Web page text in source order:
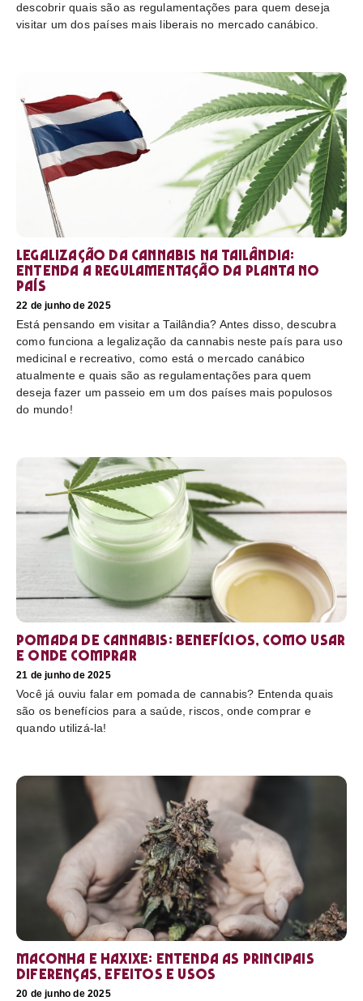
descobrir quais são as regulamentações para quem deseja
visitar um dos países mais liberais no mercado canábico.
Legalização da cannabis na Tailândia:
Entenda a regulamentação da planta no
país
22 de junho de 2025
Está pensando em visitar a Tailândia? Antes disso, descubra
como funciona a legalização da cannabis neste país para uso
medicinal e recreativo, como está o mercado canábico
atualmente e quais são as regulamentações para quem
deseja fazer um passeio em um dos países mais populosos
do mundo!
Pomada de cannabis: Benefícios, como usar
e onde comprar
21 de junho de 2025
Você já ouviu falar em pomada de cannabis? Entenda quais
são os benefícios para a saúde, riscos, onde comprar e
quando utilizá-la!
Maconha e haxixe: entenda as principais
diferenças, efeitos e usos
20 de junho de 2025